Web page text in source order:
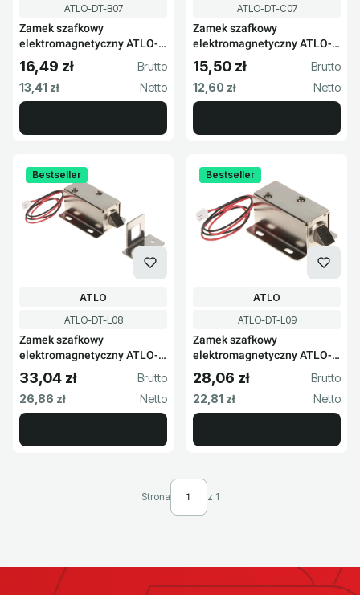
Kod produktu
ATLO-DT-B07
Zamek szafkowy
elektromagnetyczny ATLO-
DT-B07
Cena brutto
16,49 zł
Cena netto
13,41 zł
Kod produktu
ATLO-DT-C07
Zamek szafkowy
elektromagnetyczny ATLO-
DT-C07
Cena brutto
15,50 zł
Cena netto
12,60 zł
Bestseller
Kod produktu
ATLO-DT-L08
Zamek szafkowy
elektromagnetyczny ATLO-
DT-L08
PRODUCENT
ATLO
Cena brutto
33,04 zł
Cena netto
26,86 zł
Bestseller
Kod produktu
ATLO-DT-L09
Zamek szafkowy
elektromagnetyczny ATLO-
DT-L09
PRODUCENT
ATLO
Cena brutto
28,06 zł
Cena netto
22,81 zł
Strona z 1